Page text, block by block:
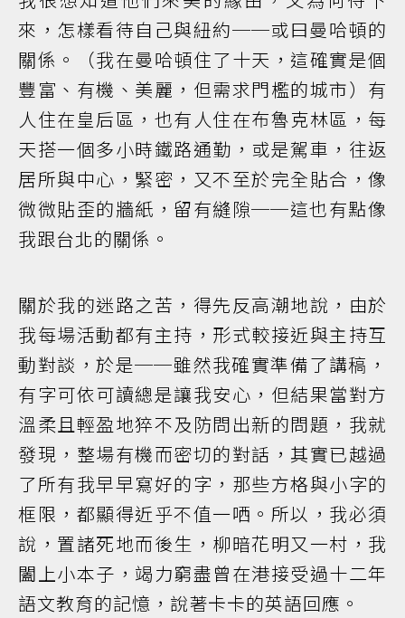
來，怎樣看待自己與紐約──或曰曼哈頓的
關係。（我在曼哈頓住了十天，這確實是個
豐富、有機、美麗，但需求門檻的城市）有
人住在皇后區，也有人住在布魯克林區，每
天搭一個多小時鐵路通勤，或是駕車，往返
居所與中心，緊密，又不至於完全貼合，像
微微貼歪的牆紙，留有縫隙──這也有點像
我跟台北的關係。
關於我的迷路之苦，得先反高潮地說，由於
我每場活動都有主持，形式較接近與主持互
動對談，於是──雖然我確實準備了講稿，
有字可依可讀總是讓我安心，但結果當對方
溫柔且輕盈地猝不及防問出新的問題，我就
發現，整場有機而密切的對話，其實已越過
了所有我早早寫好的字，那些方格與小字的
框限，都顯得近乎不值一哂。所以，我必須
說，置諸死地而後生，柳暗花明又一村，我
闔上小本子，竭力窮盡曾在港接受過十二年
語文教育的記憶，說著卡卡的英語回應。